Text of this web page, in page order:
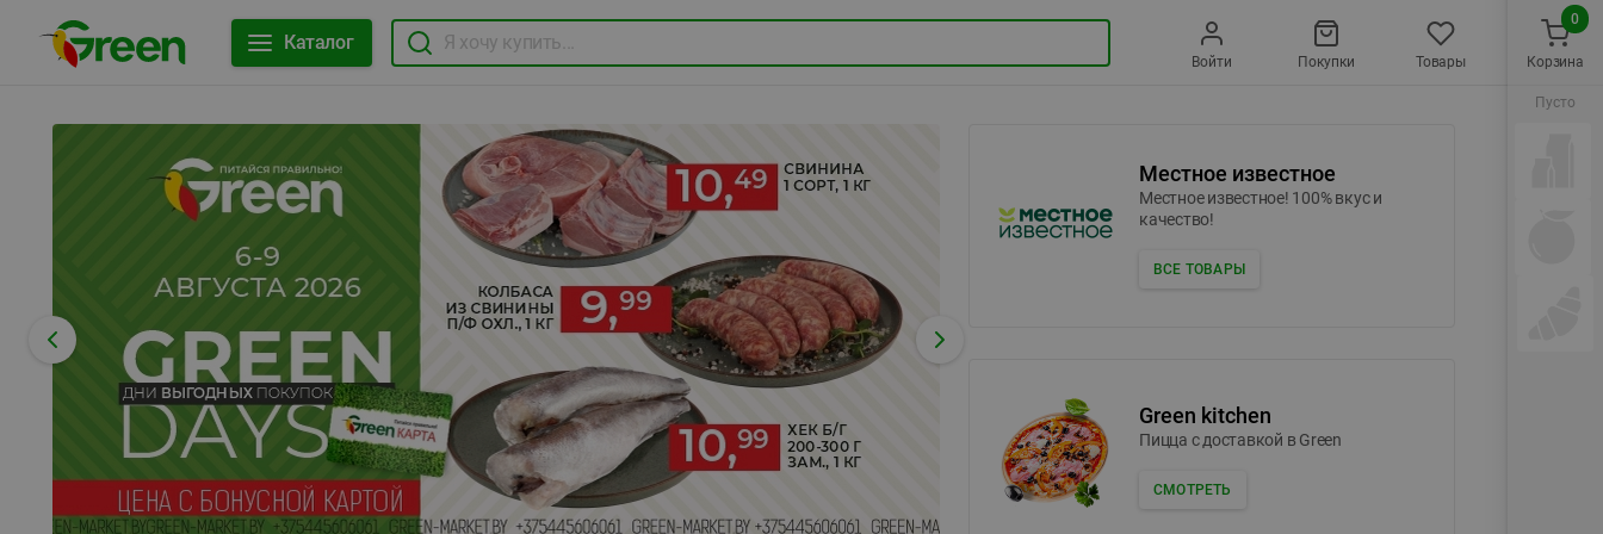
Каталог
Войти Покупки Товары
Местное известное
Местное известное! 100% вкус и
качество!
ВСЕ ТОВАРЫ
Green kitchen
Пицца c доставкой в Green
СМОТРЕТЬ
Корзина
0
Пусто